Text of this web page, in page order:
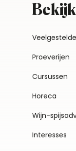
Proeverijen
Cursussen
Horeca
Wijn-
Interesses